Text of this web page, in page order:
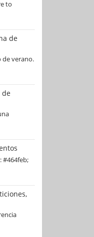
to
de
de verano.
de
#464feb;